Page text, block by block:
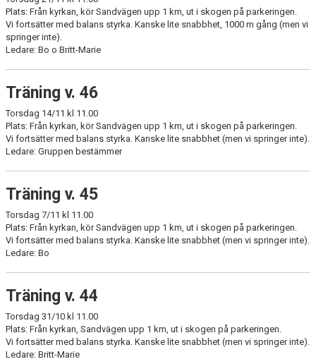
Plats: Från kyrkan, kör Sandvägen upp 1 km, ut i skogen på parkeringen.
Vi fortsätter med balans styrka. Kanske lite snabbhet, 1000 m gång (men vi
springer inte).
Ledare: Bo o Britt-Marie
Träning v. 46
Torsdag 14/11 kl 11.00
Plats: Från kyrkan, kör Sandvägen upp 1 km, ut i skogen på parkeringen.
Vi fortsätter med balans styrka. Kanske lite snabbhet (men vi springer inte).
Ledare: Gruppen bestämmer
Träning v. 45
Torsdag 7/11 kl 11.00
Plats: Från kyrkan, kör Sandvägen upp 1 km, ut i skogen på parkeringen.
Vi fortsätter med balans styrka. Kanske lite snabbhet (men vi springer inte).
Ledare: Bo
Träning v. 44
Torsdag 31/10 kl 11.00
Plats: Från kyrkan, Sandvägen upp 1 km, ut i skogen på parkeringen.
Vi fortsätter med balans styrka. Kanske lite snabbhet (men vi springer inte).
Ledare: Britt-Marie